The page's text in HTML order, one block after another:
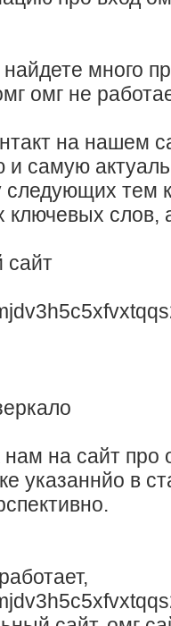
много
омг не
на нашем
и самую
следующих тем
ключевых слов,
сайт
на сайт про
указаннйо в